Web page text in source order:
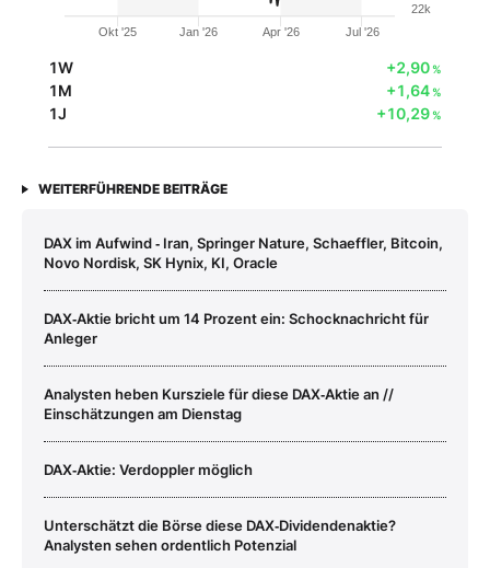
Okt '25 Jan '26 Apr '26 Jul '26
22k
1W +2,90%
1M +1,64%
1J +10,29%
WEITERFÜHRENDE BEITRÄGE
DAX im Aufwind ‑ Iran, Springer Nature, Schaeffler, Bitcoin,
Novo Nordisk, SK Hynix, KI, Oracle
DAX‑Aktie bricht um 14 Prozent ein: Schocknachricht für
Anleger
Analysten heben Kursziele für diese DAX‑Aktie an //
Einschätzungen am Dienstag
DAX‑Aktie: Verdoppler möglich
Unterschätzt die Börse diese DAX‑Dividendenaktie?
Analysten sehen ordentlich Potenzial